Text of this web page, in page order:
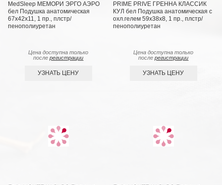
MedSleep МЕМОРИ ЭРГО АЭРО
бел Подушка анатомическая
67x42x11, 1 пр., плстр/
пенополиуретан
Цена доступна только
послерегистрации
УЗНАТЬ ЦЕНУ
PRIME PRIVE ГРЕННА КЛАССИК
КУЛ бел Подушка анатомическая с
охл.гелем 59х38х8, 1 пр., плстр/
пенополиуретан
Цена доступна только
послерегистрации
УЗНАТЬ ЦЕНУ